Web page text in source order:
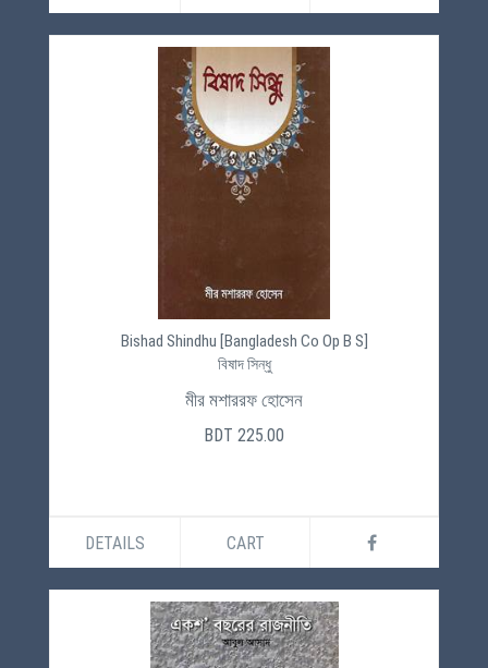
Bishad Shindhu [Bangladesh Co Op B S]
বিষাদ সিন্ধু
মীর মশাররফ হোসেন
BDT 225.00
DETAILS CART